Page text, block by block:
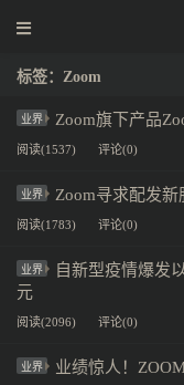
标签：Zoom
业界 Zoom旗下产品
阅读(1537) 评论(0)
业界 Zoom寻求配发
阅读(1783) 评论(0)
业界
自新型疫情爆发
元
阅读(2096) 评论(0)
业界 业绩惊人！